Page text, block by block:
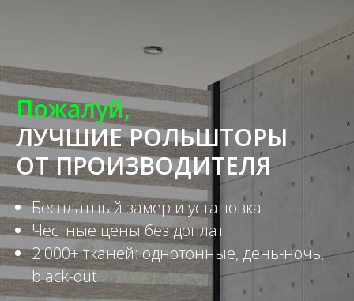
Пожалуй,
ЛУЧШИЕ РОЛЬШТОРЫ
ОТ ПРОИЗВОДИТЕЛЯ
Бесплатный замер и установка
Честные цены без доплат
2 000+ тканей: однотонные, день-ночь,
black-out